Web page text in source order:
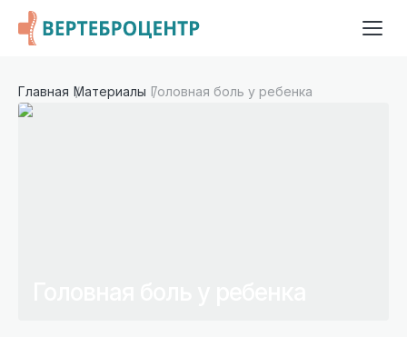
Главная Материалы Головная боль у ребенка